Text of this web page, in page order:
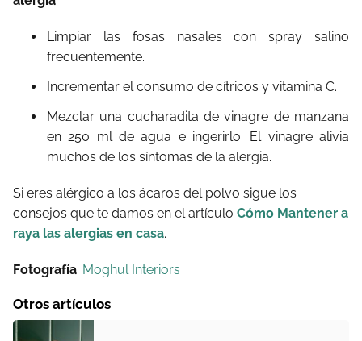
Limpiar las fosas nasales con spray salino
frecuentemente.
Incrementar el consumo de cítricos y vitamina C.
Mezclar una cucharadita de vinagre de manzana
en 250 ml de agua e ingerirlo. El vinagre alivia
muchos de los síntomas de la alergia.
Si eres alérgico a los ácaros del polvo sigue los
consejos que te damos en el artículo Cómo Mantener a
raya las alergias en casa.
Fotografía: Moghul Interiors
Otros artículos